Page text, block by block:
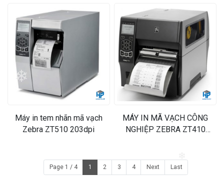
Máy in tem nhãn mã vạch
Zebra ZT510 203dpi
MÁY IN MÃ VẠCH CÔNG
NGHIỆP ZEBRA ZT410
Page 1 / 4 1 2 3 4 Next Last
❄
❄